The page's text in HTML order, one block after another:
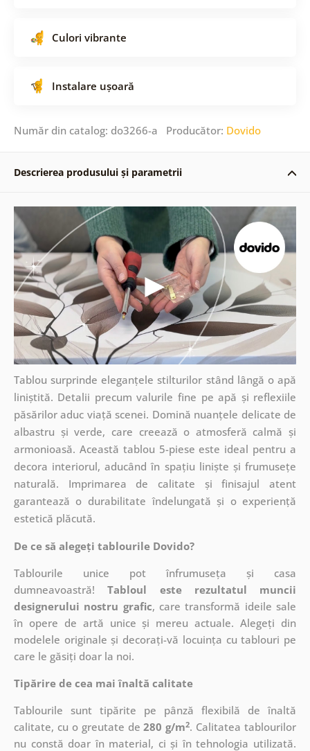
Culori vibrante
Instalare ușoară
Număr din catalog: do3266-a Producător: Dovido
Descrierea produsului și parametrii
Tablou surprinde eleganțele stilturilor stând lângă o apă
liniștită. Detalii precum valurile fine pe apă și reflexiile
păsărilor aduc viață scenei. Domină nuanțele delicate de
albastru și verde, care creează o atmosferă calmă și
armonioasă. Această tablou 5-piese este ideal pentru a
decora interiorul, aducând în spațiu liniște și frumusețe
naturală. Imprimarea de calitate și finisajul atent
garantează o durabilitate îndelungată și o experiență
estetică plăcută.
De ce să alegeți tablourile Dovido?
Tablourile unice pot înfrumuseța și casa
dumneavoastră!Tabloul este rezultatul muncii
designerului nostru grafic, caretransformă ideile sale
în opere de artă unice și mereu actuale. Alegeți din
modelele originale și decorați-vă locuința cu tablouri pe
care le găsiți doar la noi.
Tipărire de cea mai înaltă calitate
Tablourile sunt tipărite pe pânză flexibilă de înaltă
calitate, cu o greutate de280 g/m2. Calitatea tablourilor
nu constă doar în material, ci și în tehnologia utilizată.